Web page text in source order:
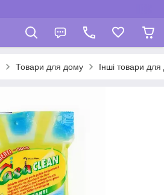
Товари для дому Інші товари